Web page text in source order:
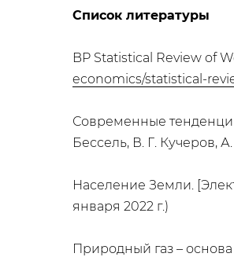
Список литературы
BP Statistical Review of
economics/statistical-
Современные
Бессель, В. Г. Кучеров,
Население Земли.
января 2022 г.)
Природный газ –